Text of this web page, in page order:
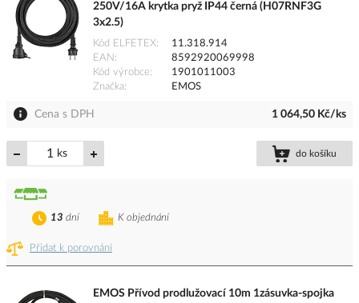
250V/16A krytka pryž IP44 černá (H07RNF3G
3x2.5)
Kód ELFETEX
11.318.914
EAN
8592920069998
Kód výrobce
1901011003
Značka
EMOS
Cena s DPH 1 064,50 Kč/ks
ks do košíku
Přidat k porovnání
K objednání
13 dní
EMOS Přívod prodlužovací 10m 1zásuvka-spojka